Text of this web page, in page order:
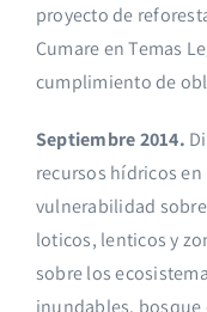
proyecto de
Cumare en Temas
cumplimiento de
Septiembre 2014.
recursos hídricos
vulnerabilidad
loticos, lenticos y
sobre los
inundables, bosque